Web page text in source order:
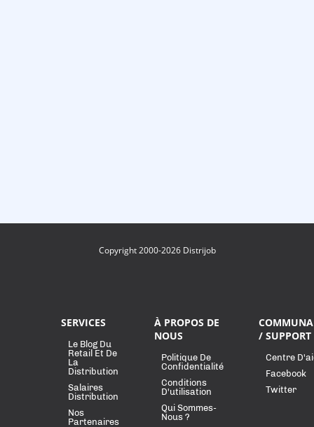
Copyright 2000-2026 Distrijob
SERVICES
Le Blog Du
Retail Et De
La
Distribution
Salaires
Distribution
Nos
Partenaires
À PROPOS DE
NOUS
Politique De
Confidentialité
Conditions
D'utilisation
Qui Sommes-
Nous ?
/ SUPPORT
Centre
Facebook
Twitter